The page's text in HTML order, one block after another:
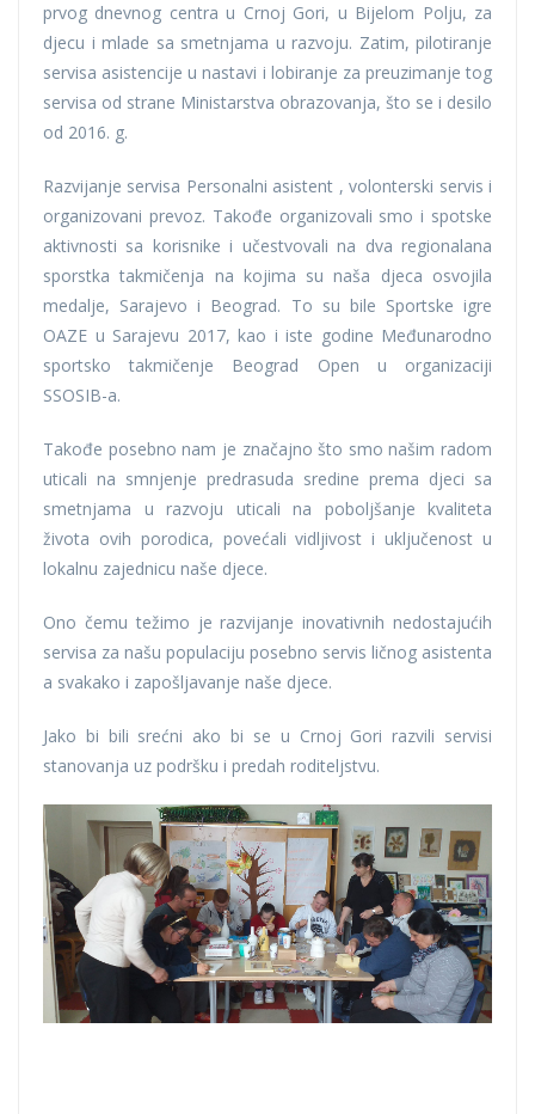
prvog dnevnog centra u Crnoj Gori, u Bijelom Polju, za
djecu i mlade sa smetnjama u razvoju. Zatim, pilotiranje
servisa asistencije u nastavi i lobiranje za preuzimanje tog
servisa od strane Ministarstva obrazovanja, što se i desilo
od 2016. g.
Razvijanje servisa Personalni asistent , volonterski servis i
organizovani prevoz. Takođe organizovali smo i spotske
aktivnosti sa korisnike i učestvovali na dva regionalana
sporstka takmičenja na kojima su naša djeca osvojila
medalje, Sarajevo i Beograd. To su bile Sportske igre
OAZE u Sarajevu 2017, kao i iste godine Međunarodno
sportsko takmičenje Beograd Open u organizaciji
SSOSIB-a.
Takođe posebno nam je značajno što smo našim radom
uticali na smnjenje predrasuda sredine prema djeci sa
smetnjama u razvoju uticali na poboljšanje kvaliteta
života ovih porodica, povećali vidljivost i uključenost u
lokalnu zajednicu naše djece.
Ono čemu težimo je razvijanje inovativnih nedostajućih
servisa za našu populaciju posebno servis ličnog asistenta
a svakako i zapošljavanje naše djece.
Jako bi bili srećni ako bi se u Crnoj Gori razvili servisi
stanovanja uz podršku i predah roditeljstvu.